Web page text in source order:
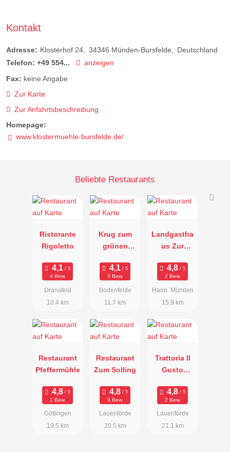
Kontakt
Adresse: Klosterhof 24 34346 Münden-Bursfelde
Deutschland
Telefon: +49 554...
anzeigen
Fax: keine Angabe
Zur Karte
Zur Anfahrtsbeschreibung
Homepage:
www.klostermuehle-bursfelde.de/
Beliebte Restaurants
Ristorante
Rigoletto
4 Bew.
Dransfeld
10.4 km
Krug zum
grünen
3 Bew.
Bodenfelde
11.7 km
Landgastha
us Zur
2 Bew.
Hann. Münden
15.9 km
Restaurant
Pfeffermühle
1 Bew.
Göttingen
19.5 km
Restaurant
Zum Solling
3 Bew.
Lauenförde
20.5 km
Trattoria Il
Gusto
2 Bew.
Lauenförde
21.1 km